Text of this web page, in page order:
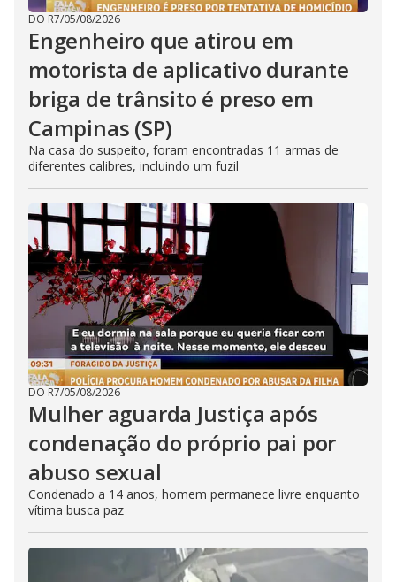
DO R7/05/08/2026
Engenheiro que atirou em
motorista de aplicativo durante
briga de trânsito é preso em
Campinas (SP)
Na casa do suspeito, foram encontradas 11 armas de
diferentes calibres, incluindo um fuzil
DO R7/05/08/2026
Mulher aguarda Justiça após
condenação do próprio pai por
abuso sexual
Condenado a 14 anos, homem permanece livre enquanto
vítima busca paz